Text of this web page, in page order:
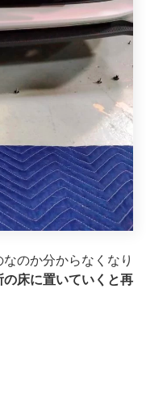
のか分からなくなり
床に置いていくと再